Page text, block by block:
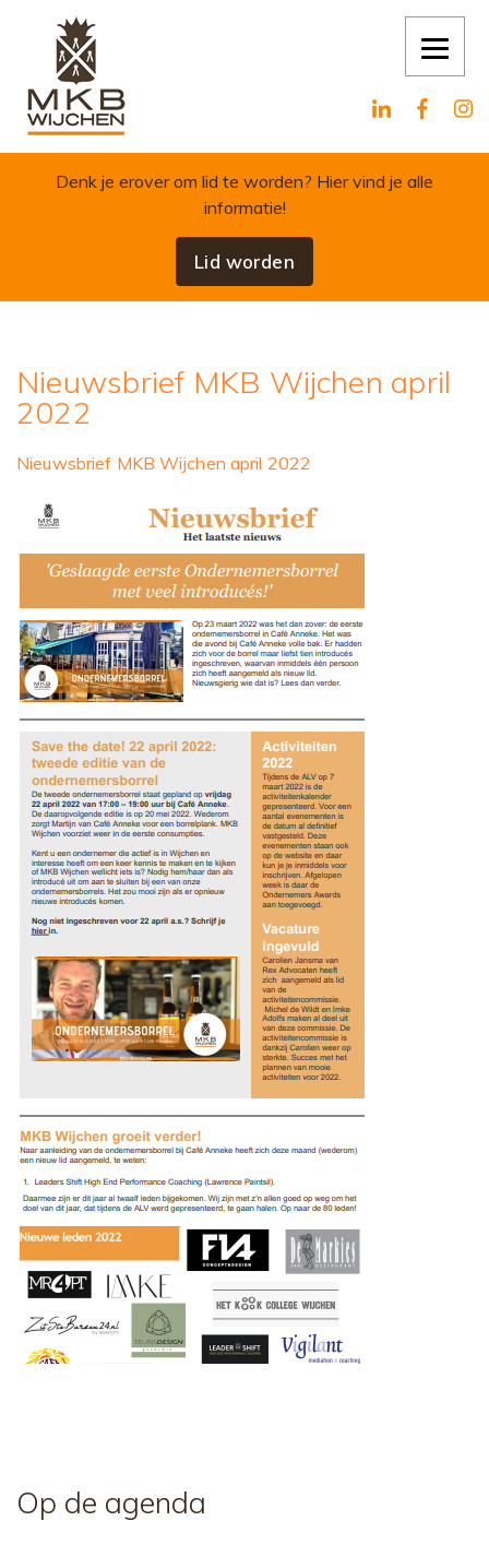
Skip to content
Denk je erover om lid te worden? Hier vind je alle
informatie!
Lid worden
Nieuwsbrief MKB Wijchen april
2022
Nieuwsbrief MKB Wijchen april 2022
Op de agenda